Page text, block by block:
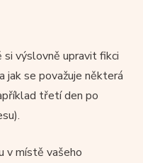
výslovně upravit fikci
jak se považuje některá
třetí den po
v místě vašeho